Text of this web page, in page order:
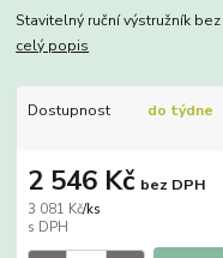
Stavitelný ruční výstružník
celý popis
Dostupnost do týdne
3 081 Kč/ks
2 546 Kč bez DPH